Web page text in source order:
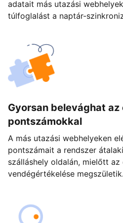
adatait más utazási
túlfoglalást a naptár-
Gyorsan belevághat
pontszámokkal
A más utazási webhelyeken
pontszámait a rendszer
szálláshely oldalán, mielőtt
vendégértékelése megszületik.